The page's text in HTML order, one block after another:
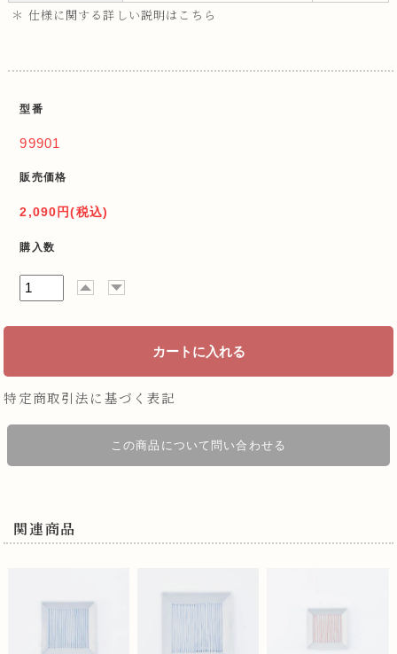
＊ 仕様に関する詳しい説明はこちら
型番
99901
販売価格
2,090円(税込)
購入数
特定商取引法に基づく表記
この商品について問い合わせる
関連商品